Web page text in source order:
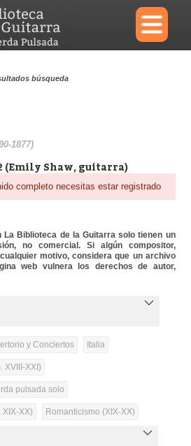
×
búsqueda
1877)
(Emily Shaw, guitarra)
completo necesitas estar registrado
La Biblioteca de la Guitarra solo tienen un
no comercial. Si algún compositor,
motivo, considera que un archivo
web vulnera los derechos de autor,
y Conciertos Italia
XVIII-XXI)
pulsada solo
XX) Romanticismo (XIX-XX)